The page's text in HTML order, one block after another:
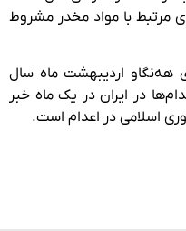
مرتبط با مواد مخدر مشروط
هه‌نگاو اردیبهشت ماه سال
از ۳۰۰ درصدی اعدام‌ها در ایران در یک ماه خبر
اسلامی در اعدام است.